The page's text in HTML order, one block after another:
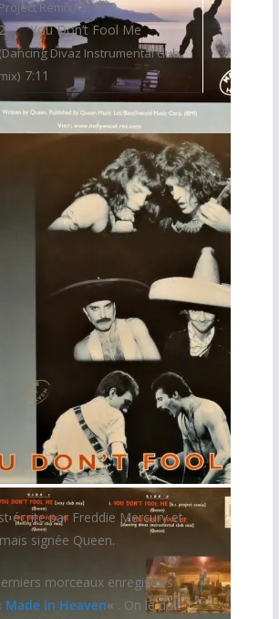
USA
Project Remix)5:49
2. You Don’t Fool Me
(Dancing Divaz Instrumental club
mix) 7:11
Italie
écrite par Freddie Mercury et
signée Queen.
morceaux enregistrés
Made in Heaven« . On le doit